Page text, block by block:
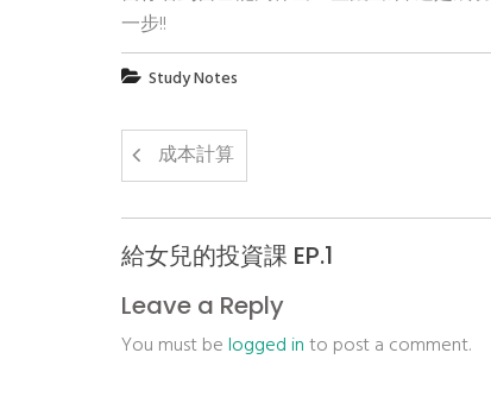
一步!!
Study Notes
成本計算
給女兒的投資課 EP.1
Leave a Reply
You must belogged into post a comment.